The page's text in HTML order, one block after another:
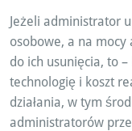
Jeżeli administrator
osobowe, a na mocy
do ich usunięcia, to
technologię i koszt
działania, w tym
administratorów